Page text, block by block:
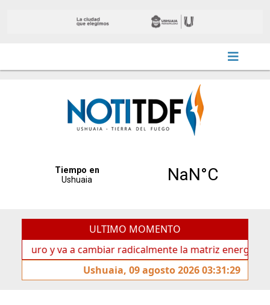
ULTIMO MOMENTO
y va a cambiar radicalmente la matriz energética de
Ushuaia, 09 agosto 2026 03:31:29